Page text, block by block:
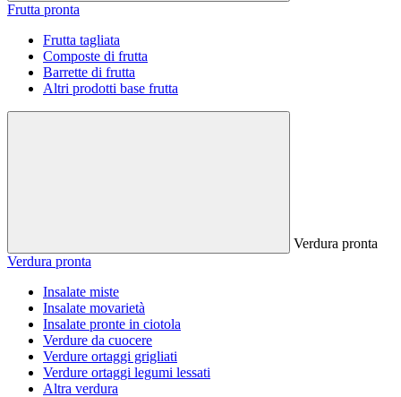
Frutta pronta
Frutta tagliata
Composte di frutta
Barrette di frutta
Altri prodotti base frutta
Verdura pronta
Verdura pronta
Insalate miste
Insalate movarietà
Insalate pronte in ciotola
Verdure da cuocere
Verdure ortaggi grigliati
Verdure ortaggi legumi lessati
Altra verdura